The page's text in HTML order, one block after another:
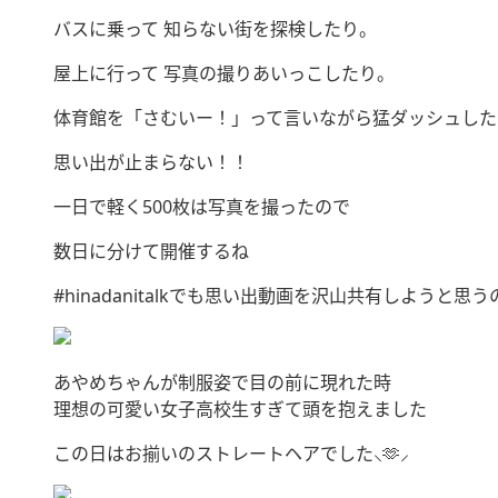
バスに乗って 知らない街を探検したり。
屋上に行って 写真の撮りあいっこしたり。
体育館を「さむいー！」って言いながら猛ダッシュした
思い出が止まらない！！
一日で軽く500枚は写真を撮ったので
数日に分けて開催するね
#hinadanitalkでも思い出動画を沢山共有しようと思う
あやめちゃんが制服姿で目の前に現れた時
理想の可愛い女子高校生すぎて頭を抱えました
この日はお揃いのストレートヘアでした⸜🫶⸝‍